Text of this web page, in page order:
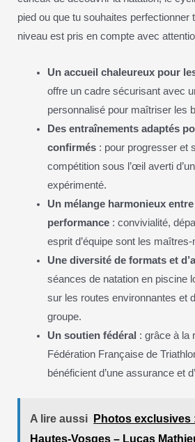
pied ou que tu souhaites perfectionner
niveau est pris en compte avec
Un accueil chaleureux pour
offre un cadre sécurisant avec
personnalisé pour maîtriser les
Des entraînements adaptés
confirmés : pour progresser et
compétition sous l’œil averti
expérimenté.
Un mélange harmonieux
performance : convivialité,
esprit d’équipe sont les maîtres-
Une diversité de formats et
séances de natation en piscine
sur les routes environnantes et
groupe.
Un soutien fédéral : grâce à la
Fédération Française de
bénéficient d’une assurance et
A lire aussi
Photos exclusives
Hautes-Vosges – Lucas